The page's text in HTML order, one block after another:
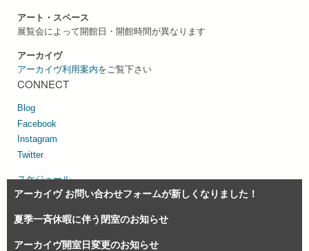
アート・スペース
展覧会によって開館日・開館時間が異なります
アーカイヴ
アーカイヴ利用案内をご覧下さい
CONNECT
Blog
Facebook
Instagram
Twitter
スケジュール
サイトマップ
© 1993-2026 慶應義塾大学アート・センター Keio University Art
アーカイヴ お問い合わせフォームが新しくなりました！
夏季一斉休暇に伴う閉室のお知らせ
アーカイヴ開室日変更のお知らせ